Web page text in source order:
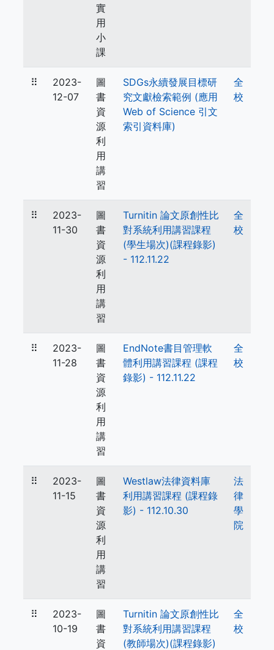
實
用
小
課
⠿
2023-
12-07
圖
書
資
源
利
用
講
習
SDGs永續發展目標研
究文獻檢索範例 (應用
Web of Science 引文
索引資料庫)
全
校
⠿
2023-
11-30
圖
書
資
源
利
用
講
習
Turnitin 論文原創性比
對系統利用講習課程
(學生場次)(課程錄影)
- 112.11.22
全
校
⠿
2023-
11-28
圖
書
資
源
利
用
講
習
EndNote書目管理軟
體利用講習課程 (課程
錄影) - 112.11.22
全
校
⠿
2023-
11-15
圖
書
資
源
利
用
講
習
Westlaw法律資料庫
利用講習課程 (課程錄
影) - 112.10.30
法
律
學
院
⠿
2023-
10-19
圖
書
資
Turnitin 論文原創性比
對系統利用講習課程
(教師場次)(課程錄影)
全
校